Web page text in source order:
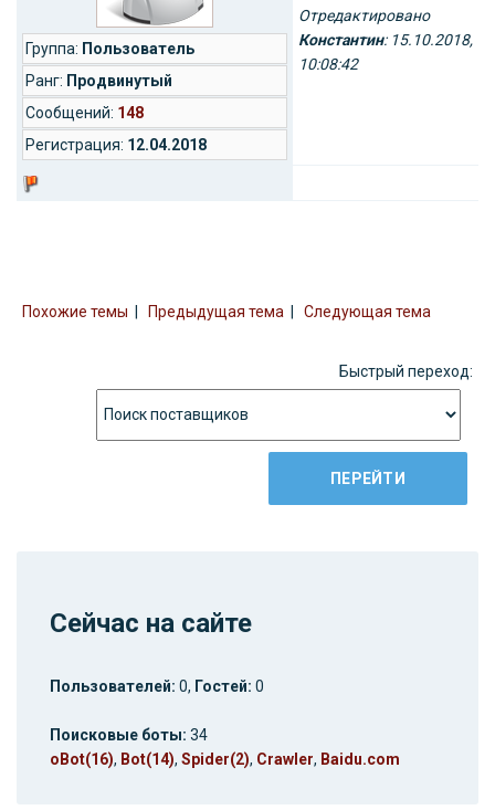
Группа: Пользователь
Ранг: Продвинутый
Cообщений: 148
Регистрация: 12.04.2018
Отредактировано
Константин: 15.10.2018,
10:08:42
Похожие темы Предыдущая тема Следующая тема
Быстрый переход:
Сейчас на сайте
Пользователей: 0, Гостей: 0
Поисковые боты: 34
oBot(16), Bot(14), Spider(2), Crawler, Baidu.com